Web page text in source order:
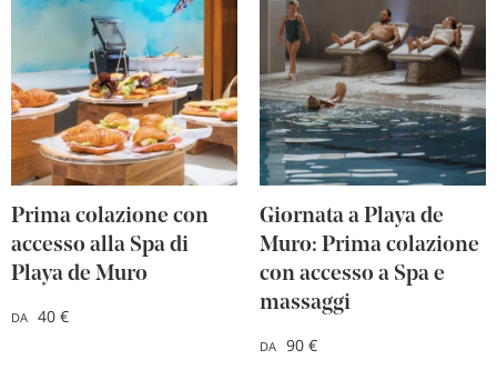
Prima colazione con
accesso alla Spa di
Playa de Muro
DA 40 €
Giornata a Playa de
Muro: Prima colazione
con accesso a Spa e
massaggi
DA
90 €